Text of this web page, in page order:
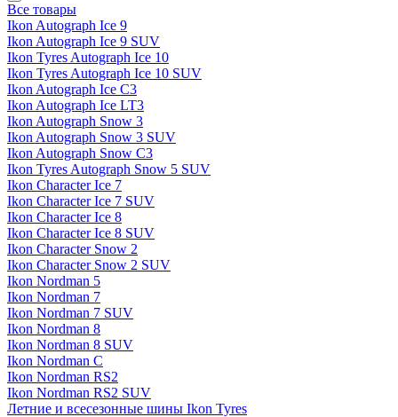
Все товары
Ikon Autograph Ice 9
Ikon Autograph Ice 9 SUV
Ikon Tyres Autograph Ice 10
Ikon Tyres Autograph Ice 10 SUV
Ikon Autograph Ice C3
Ikon Autograph Ice LT3
Ikon Autograph Snow 3
Ikon Autograph Snow 3 SUV
Ikon Autograph Snow C3
Ikon Tyres Autograph Snow 5 SUV
Ikon Character Ice 7
Ikon Character Ice 7 SUV
Ikon Character Ice 8
Ikon Character Ice 8 SUV
Ikon Character Snow 2
Ikon Character Snow 2 SUV
Ikon Nordman 5
Ikon Nordman 7
Ikon Nordman 7 SUV
Ikon Nordman 8
Ikon Nordman 8 SUV
Ikon Nordman C
Ikon Nordman RS2
Ikon Nordman RS2 SUV
Летние и всесезонные шины Ikon Tyres